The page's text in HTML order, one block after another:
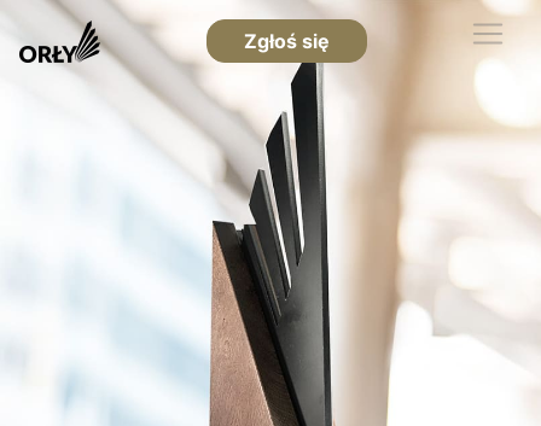
Zgłoś się